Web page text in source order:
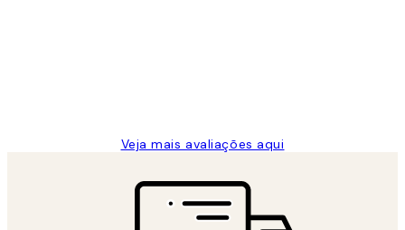
Veja mais avaliações aqui